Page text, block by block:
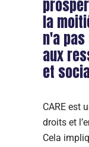
la
n'a
aux
et
CARE est
droits et
Cela